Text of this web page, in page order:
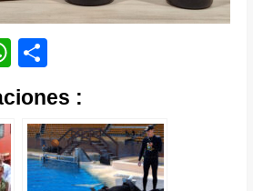
WhatsApp
Compartir
: